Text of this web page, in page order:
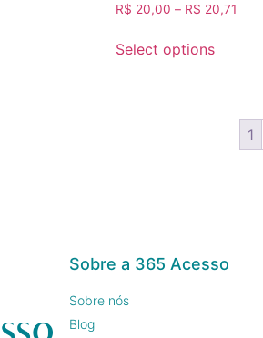
R$ 20,00 – R$ 20,71
Select options
1
Sobre a 365 Acesso
Sobre nós
Blog